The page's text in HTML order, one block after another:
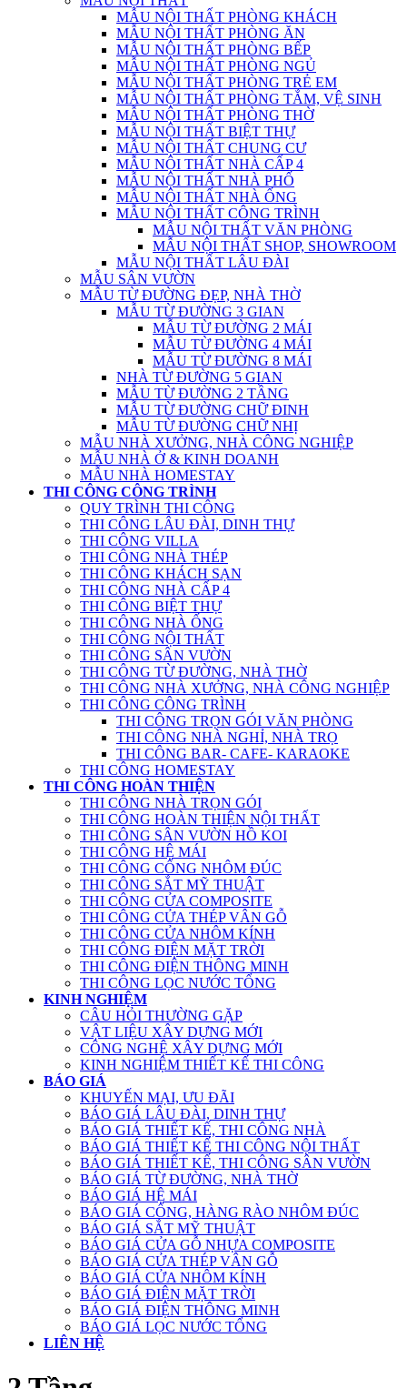
MẪU NỘI THẤT PHÒNG KHÁCH
MẪU NỘI THẤT PHÒNG ĂN
MẪU NỘI THẤT PHÒNG BẾP
MẪU NỘI THẤT PHÒNG NGỦ
MẪU NỘI THẤT PHÒNG TRẺ EM
MẪU NỘI THẤT PHÒNG TẮM, VỆ SINH
MẪU NỘI THẤT PHÒNG THỜ
MẪU NỘI THẤT BIỆT THỰ
MẪU NỘI THẤT CHUNG CƯ
MẪU NỘI THẤT NHÀ CẤP 4
MẪU NỘI THẤT NHÀ PHỐ
MẪU NỘI THẤT NHÀ ỐNG
MẪU NỘI THẤT CÔNG TRÌNH
MẪU NỘI THẤT VĂN PHÒNG
MẪU NỘI THẤT SHOP, SHOWROOM
MẪU NỘI THẤT LÂU ĐÀI
MẪU SÂN VƯỜN
MẪU TỪ ĐƯỜNG ĐẸP, NHÀ THỜ
MẪU TỪ ĐƯỜNG 3 GIAN
MẪU TỪ ĐƯỜNG 2 MÁI
MẪU TỪ ĐƯỜNG 4 MÁI
MẪU TỪ ĐƯỜNG 8 MÁI
NHÀ TỪ ĐƯỜNG 5 GIAN
MẪU TỪ ĐƯỜNG 2 TẦNG
MẪU TỪ ĐƯỜNG CHỮ ĐINH
MẪU TỪ ĐƯỜNG CHỮ NHỊ
MẪU NHÀ XƯỞNG, NHÀ CÔNG NGHIỆP
MẪU NHÀ Ở & KINH DOANH
MẪU NHÀ HOMESTAY
THI CÔNG CÔNG TRÌNH
QUY TRÌNH THI CÔNG
THI CÔNG LÂU ĐÀI, DINH THỰ
THI CÔNG VILLA
THI CÔNG NHÀ THÉP
THI CÔNG KHÁCH SẠN
THI CÔNG NHÀ CẤP 4
THI CÔNG BIỆT THỰ
THI CÔNG NHÀ ỐNG
THI CÔNG NỘI THẤT
THI CÔNG SÂN VƯỜN
THI CÔNG TỪ ĐƯỜNG, NHÀ THỜ
THI CÔNG NHÀ XƯỞNG, NHÀ CÔNG NGHIỆP
THI CÔNG CÔNG TRÌNH
THI CÔNG TRỌN GÓI VĂN PHÒNG
THI CÔNG NHÀ NGHỈ, NHÀ TRỌ
THI CÔNG BAR- CAFE- KARAOKE
THI CÔNG HOMESTAY
THI CÔNG HOÀN THIỆN
THI CÔNG NHÀ TRỌN GÓI
THI CÔNG HOÀN THIỆN NỘI THẤT
THI CÔNG SÂN VƯỜN HỒ KOI
THI CÔNG HỆ MÁI
THI CÔNG CỔNG NHÔM ĐÚC
THI CÔNG SẮT MỸ THUẬT
THI CÔNG CỬA COMPOSITE
THI CÔNG CỬA THÉP VÂN GỖ
THI CÔNG CỬA NHÔM KÍNH
THI CÔNG ĐIỆN MẶT TRỜI
THI CÔNG ĐIỆN THÔNG MINH
THI CÔNG LỌC NƯỚC TỔNG
KINH NGHIỆM
CÂU HỎI THƯỜNG GẶP
VẬT LIỆU XÂY DỰNG MỚI
CÔNG NGHỆ XÂY DỰNG MỚI
KINH NGHIỆM THIẾT KẾ THI CÔNG
BÁO GIÁ
KHUYẾN MẠI, ƯU ĐÃI
BÁO GIÁ LÂU ĐÀI, DINH THỰ
BÁO GIÁ THIẾT KẾ, THI CÔNG NHÀ
BÁO GIÁ THIẾT KẾ THI CÔNG NỘI THẤT
BÁO GIÁ THIẾT KẾ, THI CÔNG SÂN VƯỜN
BÁO GIÁ TỪ ĐƯỜNG, NHÀ THỜ
BÁO GIÁ HỆ MÁI
BÁO GIÁ CỔNG, HÀNG RÀO NHÔM ĐÚC
BÁO GIÁ SẮT MỸ THUẬT
BÁO GIÁ CỬA GỖ NHỰA COMPOSITE
BÁO GIÁ CỬA THÉP VÂN GỖ
BÁO GIÁ CỬA NHÔM KÍNH
BÁO GIÁ ĐIỆN MẶT TRỜI
BÁO GIÁ ĐIỆN THÔNG MINH
BÁO GIÁ LỌC NƯỚC TỔNG
LIÊN HỆ